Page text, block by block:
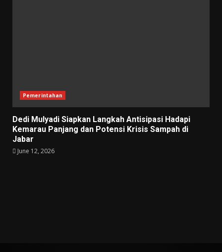
Pemerintahan
Dedi Mulyadi Siapkan Langkah Antisipasi Hadapi
Kemarau Panjang dan Potensi Krisis Sampah di
Jabar
June 12, 2026